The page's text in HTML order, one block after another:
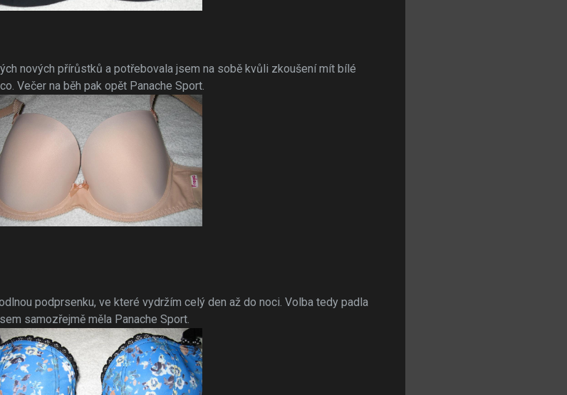
nových přírůstků a potřebovala jsem na sobě kvůli zkoušení mít bílé
Večer na běh pak opět Panache Sport.
podprsenku, ve které vydržím celý den až do noci. Volba tedy padla
samozřejmě měla Panache Sport.